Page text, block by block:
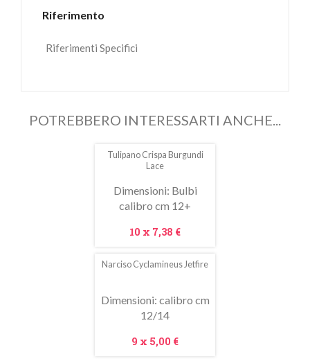
Riferimento
Riferimenti Specifici
POTREBBERO INTERESSARTI ANCHE...
Tulipano Crispa Burgundi
Lace
Dimensioni: Bulbi
calibro cm 12+
Prezzo
10 x 7,38 €
Narciso Cyclamineus Jetfire
Dimensioni: calibro cm
12/14
Prezzo
9 x 5,00 €